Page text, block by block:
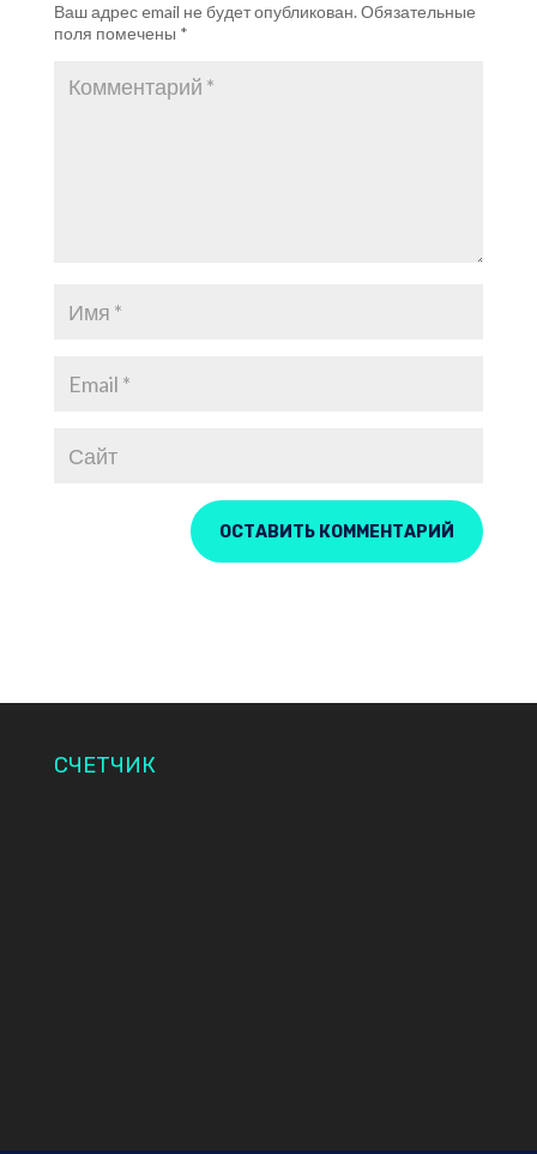
Ваш адрес email не будет опубликован. Обязательные
поля помечены *
СЧЕТЧИК